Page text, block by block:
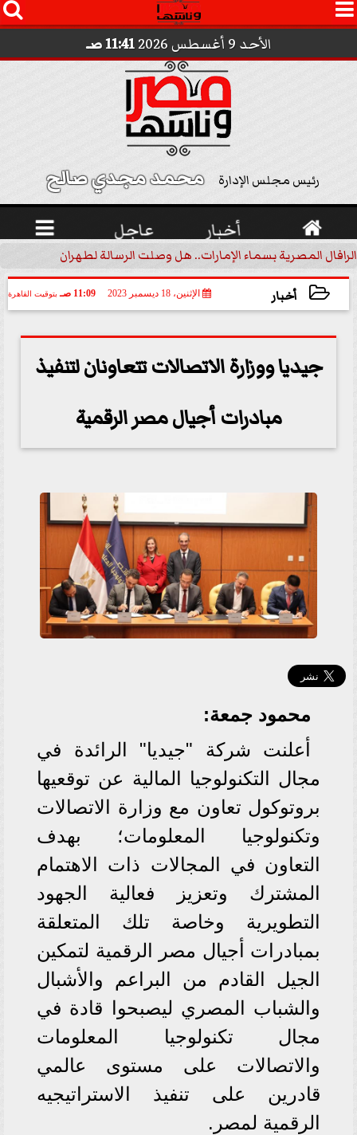
 
الأحد 9 أغسطس 2026 11:41 صـ
رئيس مجلس الإدارة محمد مجدي صالح
 أخبار عاجل 
الرافال المصرية بسماء الإمارات.. هل وصلت الرسالة لطهران؟..
أخبار الإثنين، 18 ديسمبر 2023 11:09 صـ بتوقيت القاهرة
جيديا ووزارة الاتصالات تتعاونان لتنفيذ
مبادرات أجيال مصر الرقمية
محمود جمعة:
أعلنت شركة "جيديا" الرائدة في
مجال التكنولوجيا المالية عن توقعيها
بروتوكول تعاون مع وزارة الاتصالات
وتكنولوجيا المعلومات؛ بهدف
التعاون في المجالات ذات الاهتمام
المشترك وتعزيز فعالية الجهود
التطويرية وخاصة تلك المتعلقة
بمبادرات أجيال مصر الرقمية لتمكين
الجيل القادم من البراعم والأشبال
والشباب المصري ليصبحوا قادة في
مجال تكنولوجيا المعلومات
والاتصالات على مستوى عالمي
قادرين على تنفيذ الاستراتيجيه
الرقمية لمصر.